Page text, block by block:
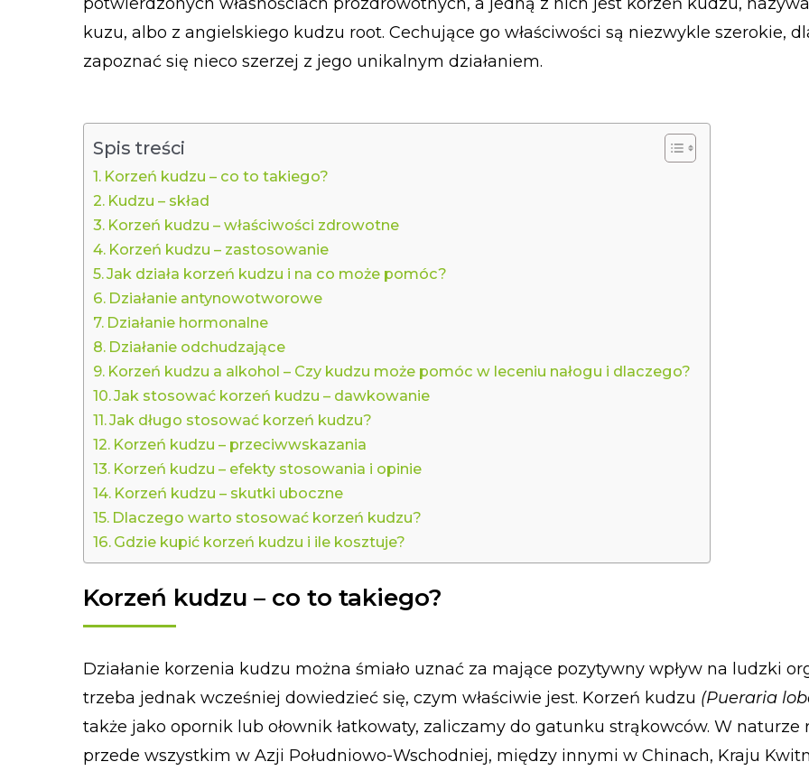
potwierdzonych własnościach prozdrowotnych, a jedną z nich jest korzeń kudzu,
kuzu, albo z angielskiego kudzu root. Cechujące go właściwości są niezwykle szerokie,
zapoznać się nieco szerzej z jego unikalnym działaniem.
Spis treści
Korzeń kudzu – co to takiego?
Kudzu – skład
Korzeń kudzu – właściwości zdrowotne
Korzeń kudzu – zastosowanie
Jak działa korzeń kudzu i na co może pomóc?
Działanie antynowotworowe
Działanie hormonalne
Działanie odchudzające
Korzeń kudzu a alkohol – Czy kudzu może pomóc w leceniu nałogu i dlaczego?
Jak stosować korzeń kudzu – dawkowanie
Jak długo stosować korzeń kudzu?
Korzeń kudzu – przeciwwskazania
Korzeń kudzu – efekty stosowania i opinie
Korzeń kudzu – skutki uboczne
Dlaczego warto stosować korzeń kudzu?
Gdzie kupić korzeń kudzu i ile kosztuje?
Korzeń kudzu – co to takiego?
Działanie korzenia kudzu można śmiało uznać za mające pozytywny wpływ na ludzki
trzeba jednak wcześniej dowiedzieć się, czym właściwie jest. Korzeń kudzu (Pueraria
także jako opornik lub ołownik łatkowaty, zaliczamy do gatunku strąkowców. W naturze
przede wszystkim w Azji Południowo-Wschodniej, między innymi w Chinach, Kraju